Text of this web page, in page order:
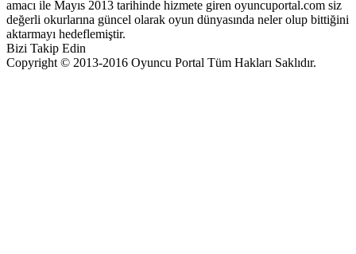
amacı ile Mayıs 2013 tarihinde hizmete giren oyuncuportal.com siz
değerli okurlarına güncel olarak oyun dünyasında neler olup bittiğini
aktarmayı hedeflemiştir.
Bizi Takip Edin
Copyright © 2013-2016 Oyuncu Portal Tüm Hakları Saklıdır.